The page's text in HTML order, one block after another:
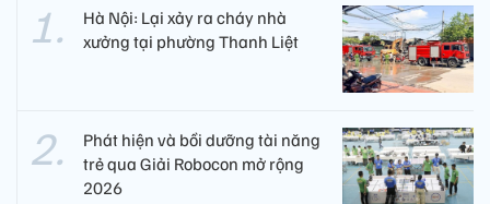
Hà Nội: Lại xảy ra cháy nhà
xưởng tại phường Thanh Liệt
Phát hiện và bồi dưỡng tài năng
trẻ qua Giải Robocon mở rộng
2026